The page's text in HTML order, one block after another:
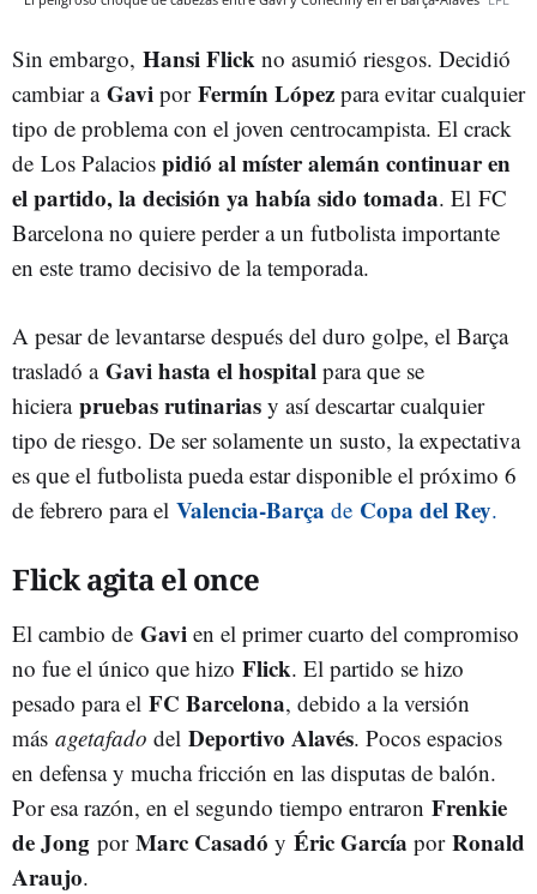
Sin embargo, Hansi Flick no asumió riesgos. Decidió
cambiar a Gavi por Fermín López para evitar cualquier
tipo de problema con el joven centrocampista. El crack
de Los Palacios pidió al míster alemán continuar en
el partido, la decisión ya había sido tomada. El FC
Barcelona no quiere perder a un futbolista importante
en este tramo decisivo de la temporada.
A pesar de levantarse después del duro golpe, el Barça
trasladó a Gavi hasta el hospital para que se
hiciera pruebas rutinarias y así descartar cualquier
tipo de riesgo. De ser solamente un susto, la expectativa
es que el futbolista pueda estar disponible el próximo 6
de febrero para el Valencia-Barça de Copa del Rey.
Flick agita el once
El cambio de Gavi en el primer cuarto del compromiso
no fue el único que hizo Flick. El partido se hizo
pesado para el FC Barcelona, debido a la versión
más agetafado del Deportivo Alavés. Pocos espacios
en defensa y mucha fricción en las disputas de balón.
Por esa razón, en el segundo tiempo entraron Frenkie
de Jong por Marc Casadó y Éric García por Ronald
Araujo.